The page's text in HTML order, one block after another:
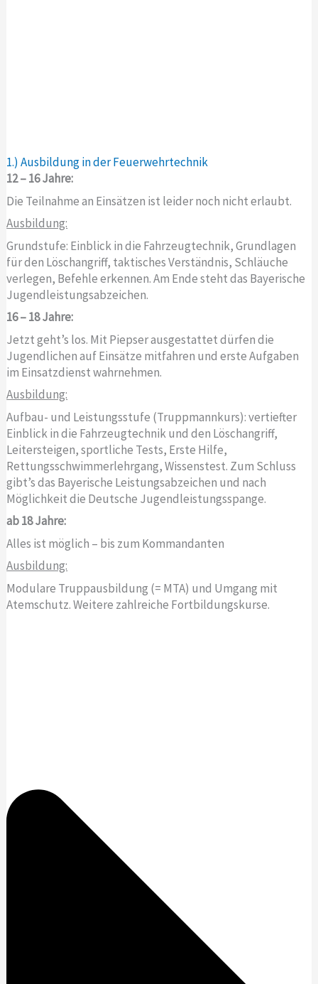
1.) Ausbildung in der Feuerwehrtechnik
12 – 16 Jahre:
Die Teilnahme an Einsätzen ist leider noch nicht erlaubt.
Ausbildung:
Grundstufe: Einblick in die Fahrzeugtechnik, Grundlagen
für den Löschangriff, taktisches Verständnis, Schläuche
verlegen, Befehle erkennen. Am Ende steht das Bayerische
Jugendleistungsabzeichen.
16 – 18 Jahre:
Jetzt geht’s los. Mit Piepser ausgestattet dürfen die
Jugendlichen auf Einsätze mitfahren und erste Aufgaben
im Einsatzdienst wahrnehmen.
Ausbildung:
Aufbau- und Leistungsstufe (Truppmannkurs): vertiefter
Einblick in die Fahrzeugtechnik und den Löschangriff,
Leitersteigen, sportliche Tests, Erste Hilfe,
Rettungsschwimmerlehrgang, Wissenstest. Zum Schluss
gibt’s das Bayerische Leistungsabzeichen und nach
Möglichkeit die Deutsche Jugendleistungsspange.
ab 18 Jahre:
Alles ist möglich – bis zum Kommandanten
Ausbildung:
Modulare Truppausbildung (= MTA) und Umgang mit
Atemschutz. Weitere zahlreiche Fortbildungskurse.